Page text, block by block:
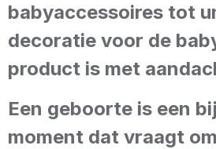
babyaccessoires tot
decoratie voor de
product is met
Een geboorte is een
moment dat vraagt